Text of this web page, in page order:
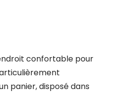
confortable pour
panier, disposé dans